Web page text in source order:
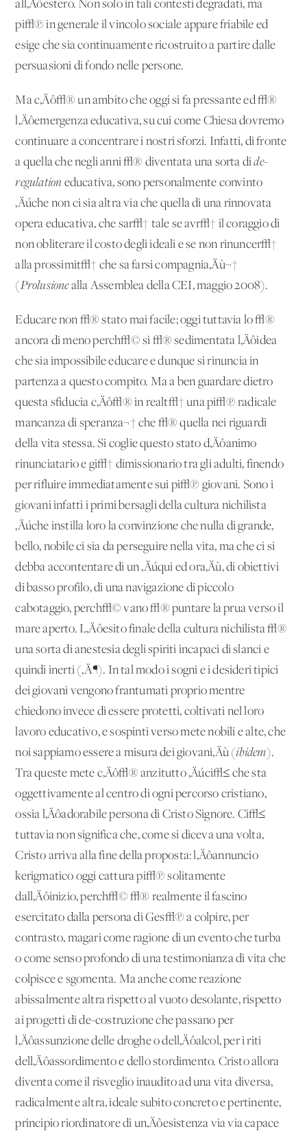
all‚Äôestero. Non solo in tali contesti degradati, ma
pi√π in generale il vincolo sociale appare friabile ed
esige che sia continuamente ricostruito a partire dalle
persuasioni di fondo nelle persone.
Ma c‚Äô√® un ambito che oggi si fa pressante ed √®
l‚Äôemergenza educativa, su cui come Chiesa dovremo
continuare a concentrare i nostri sforzi. Infatti, di fronte
a quella che negli anni √® diventata una sorta dide-
regulation educativa, sono personalmente convinto
‚Äúche non ci sia altra via che quella di una rinnovata
opera educativa, che sar√† tale se avr√† il coraggio di
non obliterare il costo degli ideali e se non rinuncer√†
alla prossimit√† che sa farsi compagnia‚Äù¬†
(Prolusionealla Assemblea della CEI, maggio 2008).
Educare non √® stato mai facile; oggi tuttavia lo √®
ancora di meno perch√© si √® sedimentata l‚Äôidea
che sia impossibile educare e dunque si rinuncia in
partenza a questo compito. Ma a ben guardare dietro
questa sfiducia c‚Äô√® in realt√† una pi√π radicale
mancanza di speranza¬† che √® quella nei riguardi
della vita stessa. Si coglie questo stato d‚Äôanimo
rinunciatario e gi√† dimissionario tra gli adulti, finendo
per rifluire immediatamente sui pi√π giovani. Sono i
giovani infatti i primi bersagli della cultura nichilista
‚Äúche instilla loro la convinzione che nulla di grande,
bello, nobile ci sia da perseguire nella vita, ma che ci si
debba accontentare di un ‚Äúqui ed ora‚Äù, di obiettivi
di basso profilo, di una navigazione di piccolo
cabotaggio, perch√© vano √® puntare la prua verso il
mare aperto. L‚Äôesito finale della cultura nichilista √®
una sorta di anestesia degli spiriti incapaci di slanci e
quindi inerti (‚Ä¶). In tal modo i sogni e i desideri tipici
dei giovani vengono frantumati proprio mentre
chiedono invece di essere protetti, coltivati nel loro
lavoro educativo, e sospinti verso mete nobili e alte, che
noi sappiamo essere a misura dei giovani‚Äù (ibidem).
Tra queste mete c‚Äô√® anzitutto ‚Äúci√≤ che sta
oggettivamente al centro di ogni percorso cristiano,
ossia l‚Äôadorabile persona di Cristo Signore. Ci√≤
tuttavia non significa che, come si diceva una volta,
Cristo arriva alla fine della proposta: l‚Äôannuncio
kerigmatico oggi cattura pi√π solitamente
dall‚Äôinizio, perch√© √® realmente il fascino
esercitato dalla persona di Ges√π a colpire, per
contrasto, magari come ragione di un evento che turba
o come senso profondo di una testimonianza di vita che
colpisce e sgomenta. Ma anche come reazione
abissalmente altra rispetto al vuoto desolante, rispetto
ai progetti di de-costruzione che passano per
l‚Äôassunzione delle droghe o dell‚Äôalcol, per i riti
dell‚Äôassordimento e dello stordimento. Cristo allora
diventa come il risveglio inaudito ad una vita diversa,
radicalmente altra, ideale subito concreto e pertinente,
principio riordinatore di un‚Äôesistenza via via capace